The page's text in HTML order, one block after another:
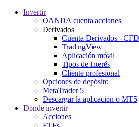
Invertir
OANDA cuenta acciones
Derivados
Cuenta Derivados - CFD
TradingView
Aplicación móvil
Tipos de interés
Cliente profesional
Opciones de depósito
MetaTrader 5
Descargar la aplicación o MT5
Dónde invertir
Acciones
ETFs